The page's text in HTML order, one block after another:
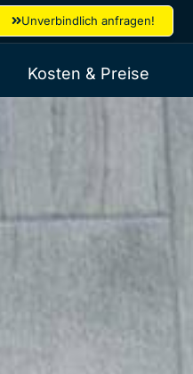
Unverbindlich anfragen!
Kosten & Preise